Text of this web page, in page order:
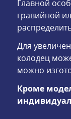
Главной
гравийной
Для
колодец
можно
Кроме